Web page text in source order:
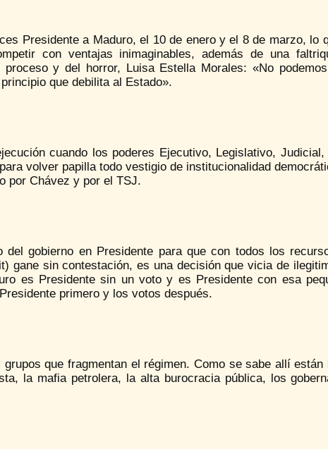
Presidente a Maduro, el 10 de enero y el 8 de marzo, lo
con ventajas inimaginables, además de una
y del horror, Luisa Estella Morales: «No
que debilita al Estado».
cuando los poderes Ejecutivo, Legislativo,
volver papilla todo vestigio de institucionalidad
por Chávez y por el TSJ.
del gobierno en Presidente para que con todos los
gane sin contestación, es una decisión que vicia de
es Presidente sin un voto y es Presidente con esa
primero y los votos después.
que fragmentan el régimen. Como se sabe allí
la mafia petrolera, la alta burocracia pública, los